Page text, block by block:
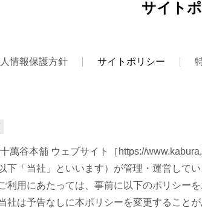
サイト
情報保護方針 サイトポリシー
萬谷本舗 ウェブサイト［https://
下「当社」といいます）が管理・運営してい
利用にあたっては、事前に以下のポリシー
社は予告なしに本ポリシーを変更すること